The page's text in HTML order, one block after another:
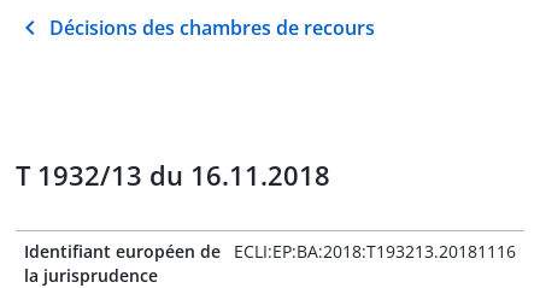
Décisions des chambres de recours
T 1932/13 du 16.11.2018
Identifiant européen de
la jurisprudence
ECLI:EP:BA:2018:T193213.20181116